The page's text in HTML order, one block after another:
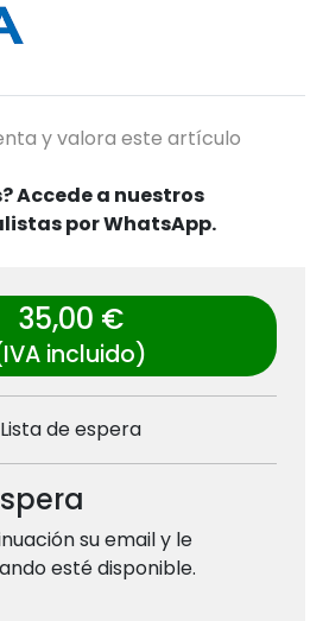
y valora este artículo
Accede a nuestros
por WhatsApp.
35,00 €
incluido)
Lista de espera
su email y le
esté disponible.